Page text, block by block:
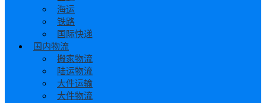
海运
铁路
国际快递
国内物流
搬家物流
陆运物流
大件运输
大件物流